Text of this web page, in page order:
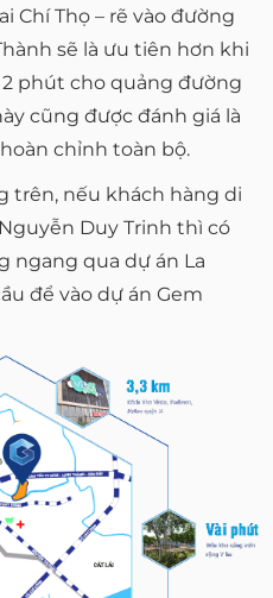
Chí Thọ – rẽ vào đường
sẽ là ưu tiên hơn khi
phút cho quảng đường
cũng được đánh giá là
chỉnh toàn bộ.
trên, nếu khách hàng di
Duy Trinh thì có
ngang qua dự án La
để vào dự án Gem